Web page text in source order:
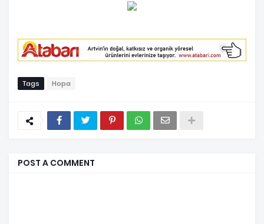
Tags Hopa
POST A COMMENT